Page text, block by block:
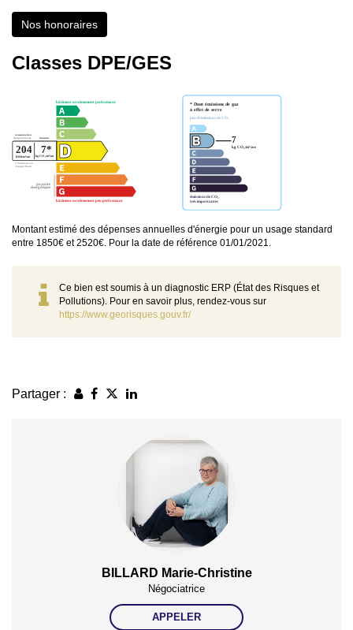
Nos honoraires
Classes DPE/GES
Montant estimé des dépenses annuelles d'énergie pour un usage standard
entre 1850€ et 2520€. Pour la date de référence 01/01/2021.
Ce bien est soumis à un diagnostic ERP (État des Risques et
Pollutions). Pour en savoir plus, rendez-vous sur
https://www.georisques.gouv.fr/
Partager :
BILLARD Marie-Christine
Négociatrice
APPELER